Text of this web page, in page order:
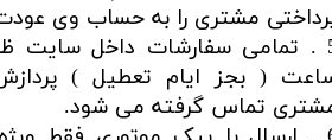
مشتری را به حساب وی
( بجز ایام تعطیل )
تماس گرفته می شود.